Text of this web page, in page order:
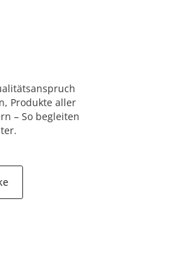
Produkte aller
– So begleiten